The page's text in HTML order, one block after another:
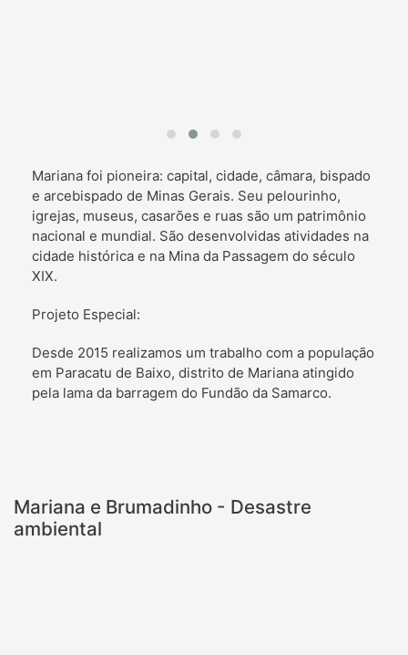
Mariana foi pioneira: capital, cidade, câmara, bispado
e arcebispado de Minas Gerais. Seu pelourinho,
igrejas, museus, casarões e ruas são um patrimônio
nacional e mundial. São desenvolvidas atividades na
cidade histórica e na Mina da Passagem do século
XIX.
Projeto Especial:
Desde 2015 realizamos um trabalho com a população
em Paracatu de Baixo, distrito de Mariana atingido
pela lama da barragem do Fundão da Samarco.
Mariana e Brumadinho - Desastre
ambiental